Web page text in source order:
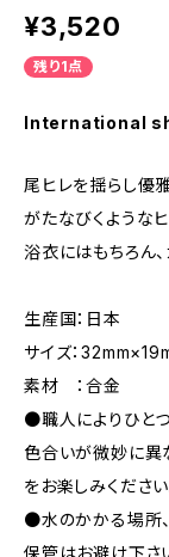
¥3,520
残り1点
International
尾ヒレを揺らし優
がたなびくような
浴衣にはもちろん
生産国：日本
サイズ：
素材 ：合金
●職人によりひと
色合いが微妙に異
をお楽しみください
●水のかかる場所
保管はお避け下さ